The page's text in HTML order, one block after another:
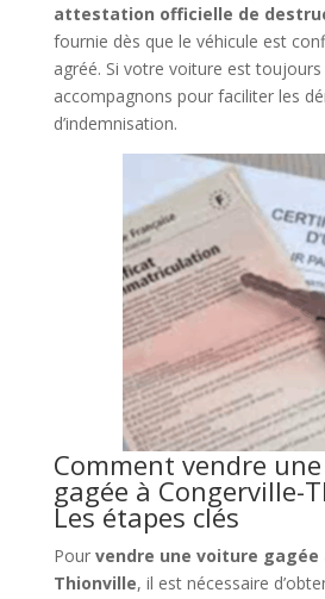
attestation officielle de
fournie dès que le véhicule est
agréé. Si votre voiture est
accompagnons pour faciliter les
d’indemnisation.
Comment vendre
gagée à Congerville-
Les étapes clés
Pour vendre une voiture gagée
Thionville, il est nécessaire